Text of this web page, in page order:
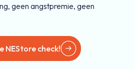
geen angstpremie, geen
NEStore check!